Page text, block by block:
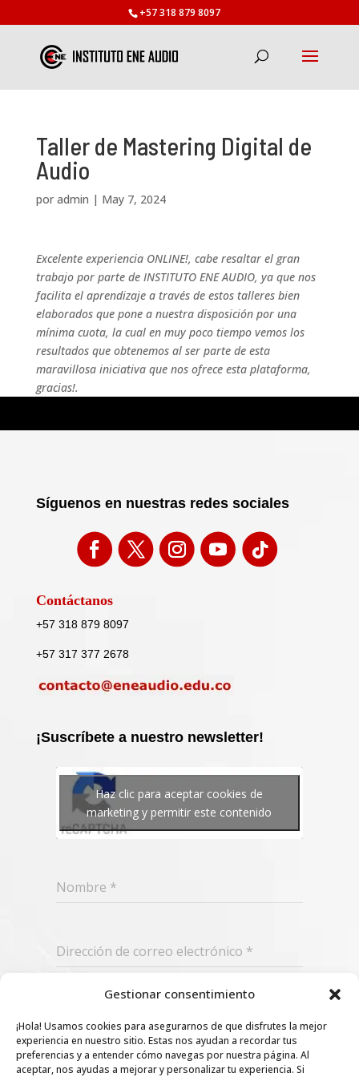
Gestionar consentimiento
¡Hola! Usamos cookies para asegurarnos de que disfrutes la mejor
experiencia en nuestro sitio. Estas nos ayudan a recordar tus
preferencias y a entender cómo navegas por nuestra página. Al
aceptar, nos ayudas a mejorar y personalizar tu experiencia. Si
+57 318 879 8097
Taller de Mastering Digital de
Audio
por admin | May 7, 2024
Excelente experiencia ONLINE!, cabe resaltar el gran
trabajo por parte de INSTITUTO ENE AUDIO, ya que nos
facilita el aprendizaje a través de estos talleres bien
elaborados que pone a nuestra disposición por una
mínima cuota, la cual en muy poco tiempo vemos los
resultados que obtenemos al ser parte de esta
maravillosa iniciativa que nos ofrece esta plataforma,
gracias!.
Síguenos en nuestras redes sociales
Contáctanos
+57 318 879 8097
+57 317 377 2678
¡Suscríbete a nuestro newsletter!
Haz clic para aceptar cookies de
marketing y permitir este contenido
Nombre *
Dirección de correo electrónico *
Suscribir